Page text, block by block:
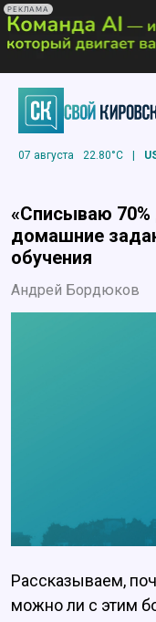
РЕКЛАМА
07 августа 22.80°C |
«Списываю
домашние
обучения
Андрей Бордюков
Рассказываем,
можно ли с этим